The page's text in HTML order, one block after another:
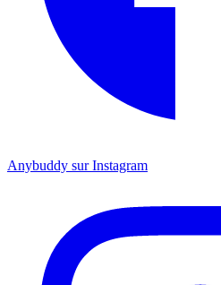
Anybuddy sur Instagram